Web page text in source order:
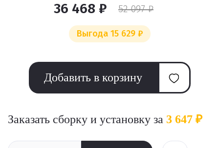
36 468 ₽ 52 097 ₽
Выгода 15 629 ₽
Добавить в корзину
Заказать сборку и установку за 3 647 ₽